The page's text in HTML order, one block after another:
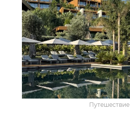
Путешествие